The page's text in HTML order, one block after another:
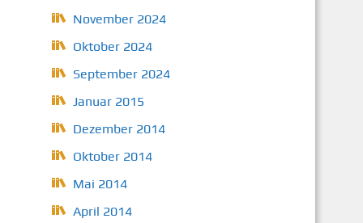
November 2024
Oktober 2024
September 2024
Januar 2015
Dezember 2014
Oktober 2014
Mai 2014
April 2014